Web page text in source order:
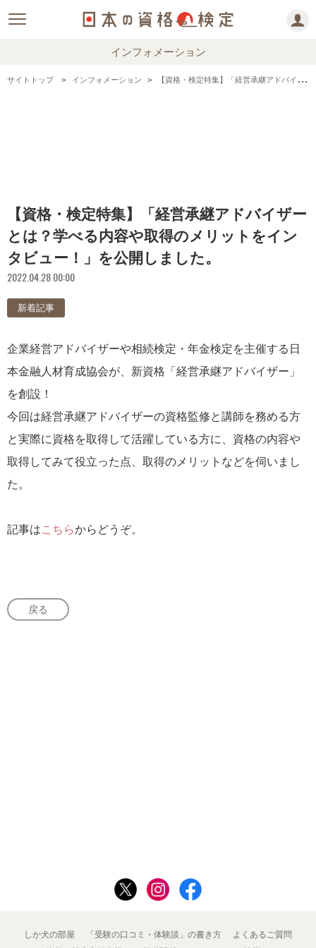
インフォメーション
サイトトップ インフォメーション 【資格・検定特集】「経営承継アドバイザーとは？学べる内容や取得のメリットをインタビュー！」を公開しました。
【資格・検定特集】「経営承継アドバイザー
とは？学べる内容や取得のメリットをイン
タビュー！」を公開しました。
2022.04.28 00:00
新着記事
企業経営アドバイザーや相続検定・年金検定を主催する日
本金融人材育成協会が、新資格「経営承継アドバイザー」
を創設！
今回は経営承継アドバイザーの資格監修と講師を務める方
と実際に資格を取得して活躍している方に、資格の内容や
取得してみて役立った点、取得のメリットなどを伺いまし
た。
記事はこちらからどうぞ。
戻る
しか犬の部屋 「受験の口コミ・体験談」の書き方
よくあるご質問